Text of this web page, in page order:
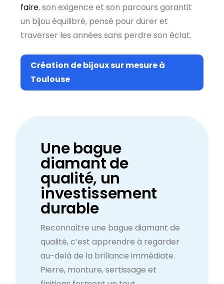
faire, son exigence et son parcours garantit
un bijou équilibré, pensé pour durer et
traverser les années sans perdre son éclat.
Création de bijoux sur mesure à
Toulouse
Une bague
diamant de
qualité, un
investissement
durable
Reconnaître une bague diamant de
qualité, c’est apprendre à regarder
au-delà de la brillance immédiate.
Pierre, monture, sertissage et